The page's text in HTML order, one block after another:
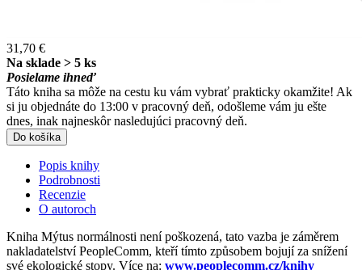
31,70 €
Na sklade > 5 ks
Posielame ihneď
Táto kniha sa môže na cestu ku vám vybrať prakticky okamžite! Ak
si ju objednáte do 13:00 v pracovný deň, odošleme vám ju ešte
dnes, inak najneskôr nasledujúci pracovný deň.
Do košíka
Popis knihy
Podrobnosti
Recenzie
O autoroch
Kniha Mýtus normálnosti není poškozená, tato vazba je záměrem
nakladatelství PeopleComm, kteří tímto způsobem bojují za snížení
své ekologické stopy. Více na: www.peoplecomm.cz/knihy